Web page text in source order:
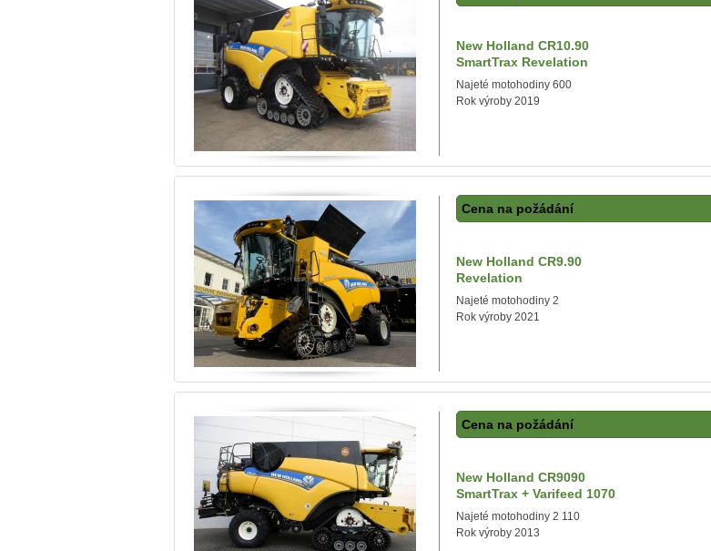
New Holland CR10.90
SmartTrax Revelation
Najeté motohodiny 600
Rok výroby 2019
Cena na požádání
New Holland CR9.90
Revelation
Najeté motohodiny 2
Rok výroby 2021
Cena na požádání
New Holland CR9090
SmartTrax + Varifeed 1070
Najeté motohodiny 2 110
Rok výroby 2013